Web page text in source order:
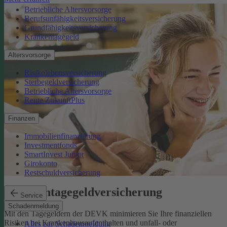
Betriebliche Altersvorsorge
Berufsunfähigkeitsversicherung
Grundfähigkeitsversicherung
Krankentagegeld
Altersvorsorge
Risikolebensversicherung
Sterbegeldversicherung
Betriebliche Altersvorsorge
Rente ZukunftPlus
Finanzen
Immobilienfinanzierung
Investmentfonds
SmartInvest Junior
Girokonto
Restschuldversicherung
Service
Schadenmeldung
Alles zur Schadenmeldung
Krankentagegeldversicherung
Mit den Tagegeldern der DEVK minimieren Sie Ihre finanziellen
Risiken bei Krankenhausaufenthalten und unfall- oder